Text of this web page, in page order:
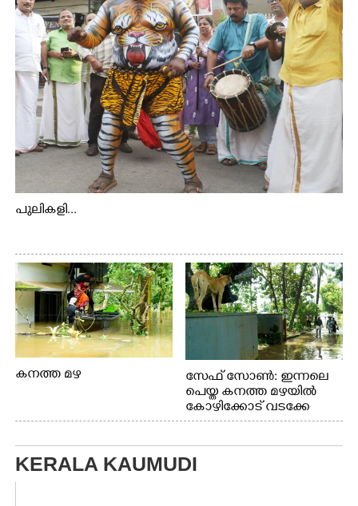
പുലികളി...
കനത്ത മഴ
സേഫ് സോൺ: ഇന്നലെ
പെയ്ത കനത്ത മഴയിൽ
കോഴിക്കോട് വടക്കേ
വയലിൽ വെള്ളം
വീട്ടുസാധനങ്ങളുമായി
വെള്ളത്തിലൂടെ
KERALA KAUMUDI